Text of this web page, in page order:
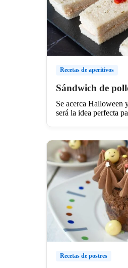
Recetas de aperitivos
Sándwich de
Se acerca Halloween
será la idea perfecta
Recetas de postres